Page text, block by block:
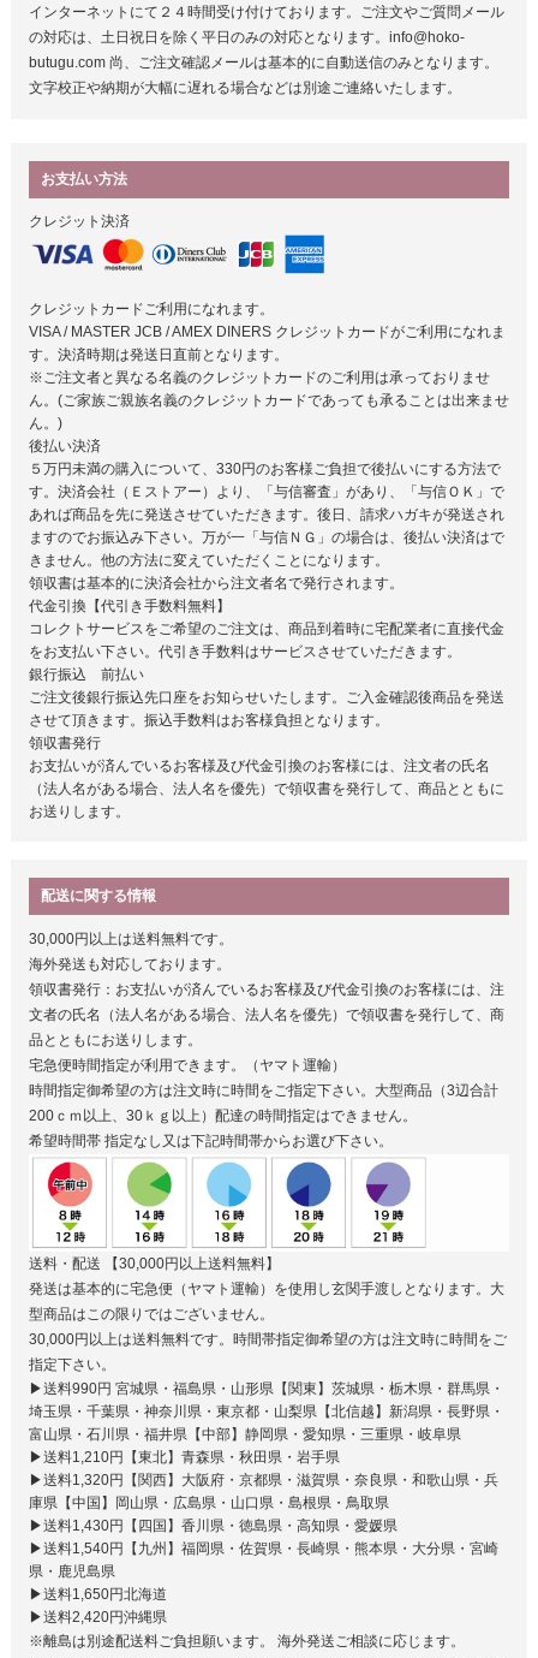
インターネットにて２４時間受け付けております。ご注文やご質問メール
の対応は、土日祝日を除く平日のみの対応となります。info@hoko-
butugu.com 尚、ご注文確認メールは基本的に自動送信のみとなります。
文字校正や納期が大幅に遅れる場合などは別途ご連絡いたします。
お支払い方法
クレジット決済
クレジットカードご利用になれます。
VISA / MASTER JCB / AMEX DINERS クレジットカードがご利用になれま
す。決済時期は発送日直前となります。
※ご注文者と異なる名義のクレジットカードのご利用は承っておりませ
ん。(ご家族ご親族名義のクレジットカードであっても承ることは出来ませ
ん。)
後払い決済
５万円未満の購入について、330円のお客様ご負担で後払いにする方法で
す。決済会社（Ｅストアー）より、「与信審査」があり、「与信ＯＫ」で
あれば商品を先に発送させていただきます。後日、請求ハガキが発送され
ますのでお振込み下さい。万が一「与信ＮＧ」の場合は、後払い決済はで
きません。他の方法に変えていただくことになります。
領収書は基本的に決済会社から注文者名で発行されます。
代金引換【代引き手数料無料】
コレクトサービスをご希望のご注文は、商品到着時に宅配業者に直接代金
をお支払い下さい。代引き手数料はサービスさせていただきます。
銀行振込 前払い
ご注文後銀行振込先口座をお知らせいたします。ご入金確認後商品を発送
させて頂きます。振込手数料はお客様負担となります。
領収書発行
お支払いが済んでいるお客様及び代金引換のお客様には、注文者の氏名
（法人名がある場合、法人名を優先）で領収書を発行して、商品とともに
お送りします。
配送に関する情報
30,000円以上は送料無料です。
海外発送も対応しております。
領収書発行：お支払いが済んでいるお客様及び代金引換のお客様には、注
文者の氏名（法人名がある場合、法人名を優先）で領収書を発行して、商
品とともにお送りします。
宅急便時間指定が利用できます。（ヤマト運輸）
時間指定御希望の方は注文時に時間をご指定下さい。大型商品（3辺合計
200ｃｍ以上、30ｋｇ以上）配達の時間指定はできません。
希望時間帯指定なし又は下記時間帯からお選び下さい。
送料・配送 【30,000円以上送料無料】
発送は基本的に宅急便（ヤマト運輸）を使用し玄関手渡しとなります。大
型商品はこの限りではございません。
30,000円以上は送料無料です。時間帯指定御希望の方は注文時に時間をご
指定下さい。
▶送料990円 宮城県・福島県・山形県【関東】茨城県・栃木県・群馬県・
埼玉県・千葉県・神奈川県・東京都・山梨県【北信越】新潟県・長野県・
富山県・石川県・福井県【中部】静岡県・愛知県・三重県・岐阜県
▶送料1,210円【東北】青森県・秋田県・岩手県
▶送料1,320円【関西】大阪府・京都県・滋賀県・奈良県・和歌山県・兵
庫県【中国】岡山県・広島県・山口県・島根県・鳥取県
▶送料1,430円【四国】香川県・徳島県・高知県・愛媛県
▶送料1,540円【九州】福岡県・佐賀県・長崎県・熊本県・大分県・宮崎
県・鹿児島県
▶送料1,650円北海道
▶送料2,420円沖縄県
※離島は別途配送料ご負担願います。 海外発送ご相談に応じます。